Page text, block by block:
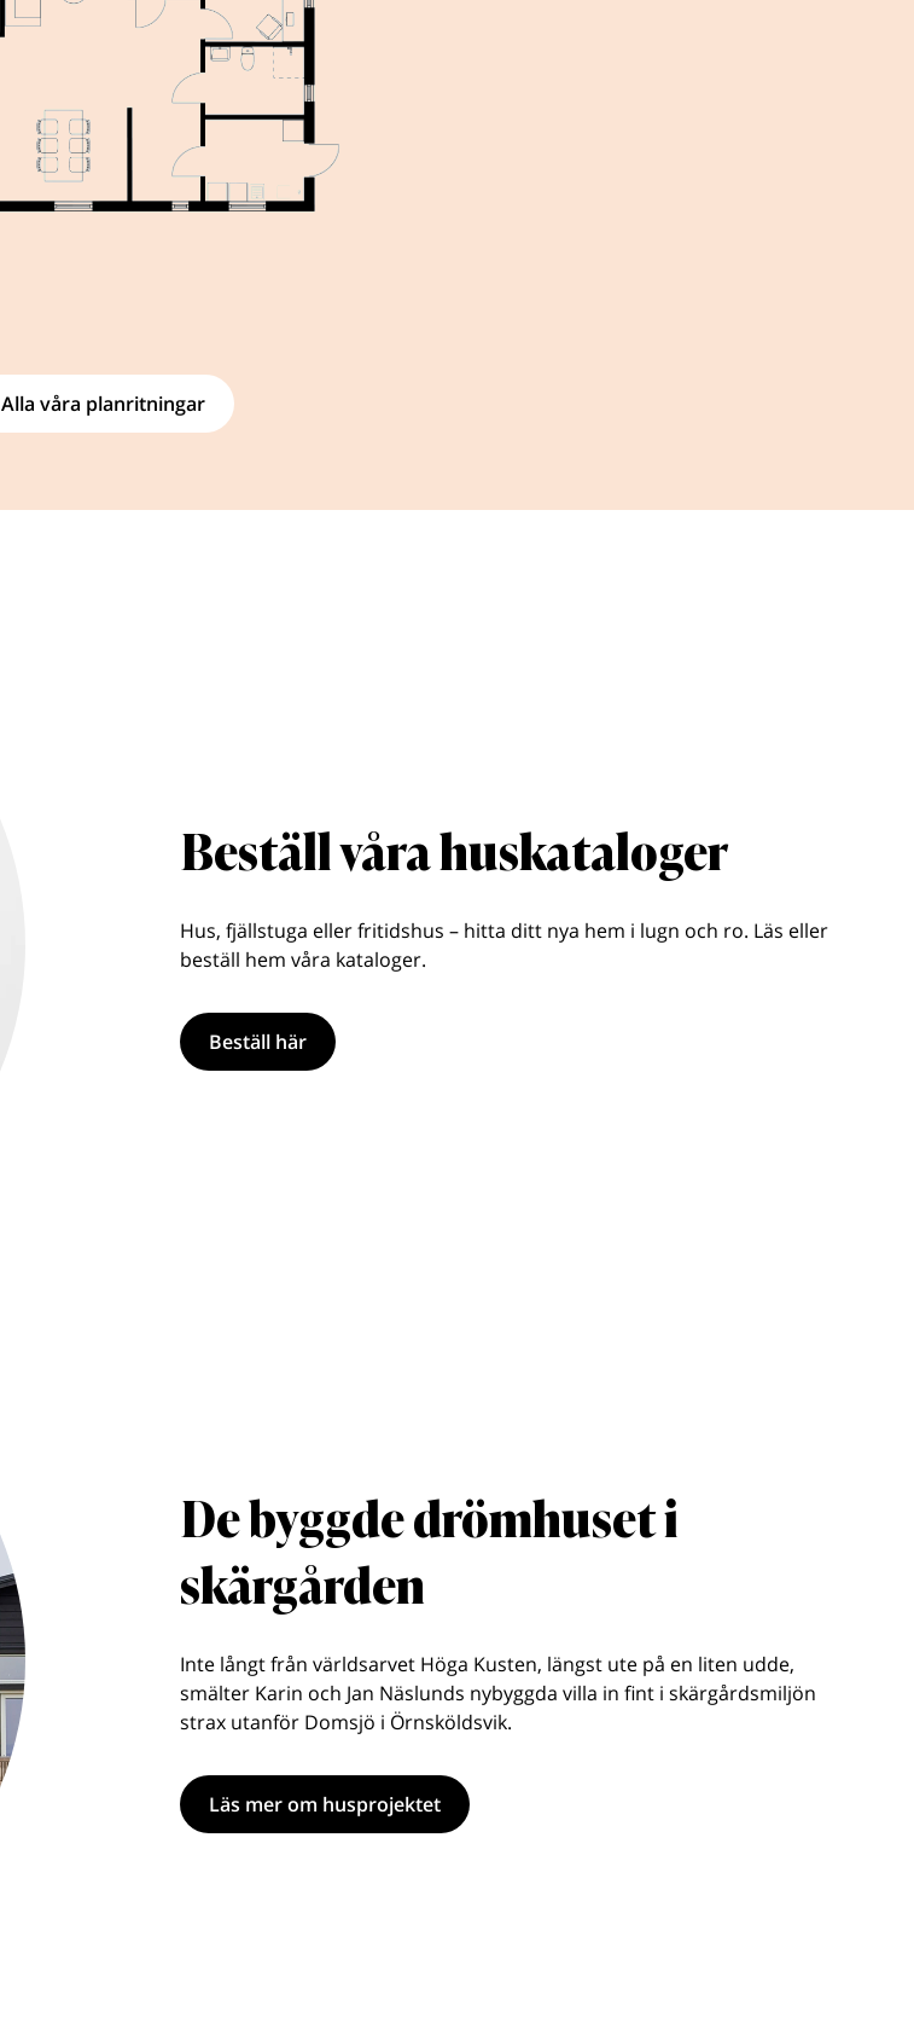
Alla våra planritningar
Beställ våra huskataloger
Hus, fjällstuga eller fritidshus – hitta ditt nya hem i lugn och ro. Läs eller
beställ hem våra kataloger.
Beställ här
De byggde drömhuset i
skärgården
Inte långt från världsarvet Höga Kusten, längst ute på en liten udde,
smälter Karin och Jan Näslunds nybyggda villa in fint i skärgårdsmiljön
strax utanför Domsjö i Örnsköldsvik.
Läs mer om husprojektet